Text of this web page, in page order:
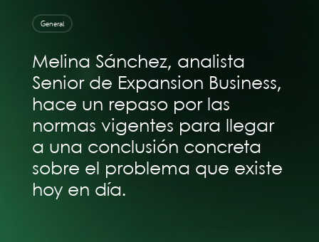
General
Melina Sánchez, analista
Senior de Expansion Business,
hace un repaso por las
normas vigentes para llegar
a una conclusión concreta
sobre el problema que existe
hoy en día.